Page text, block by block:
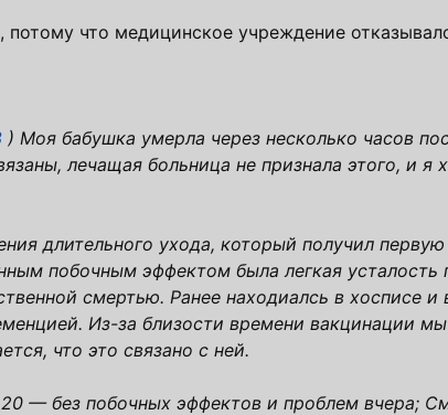
что медицинское учреждение
) Моя бабушка умерла через несколько часов
лечащая больница не признала этого, и я
длительного ухода, который получил
побочным эффектом была легкая усталость
смертью. Ранее находиалсь в хосписе
Из-за близости времени вакцинации
что это связано с ней.
— без побочных эффектов и проблем вчера;